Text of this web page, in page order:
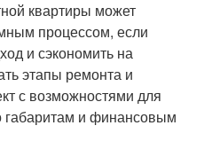
квартиры может
процессом, если
и сэкономить на
этапы ремонта и
с возможностями для
габаритам и финансовым